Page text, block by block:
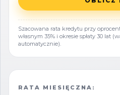
Szacowana rata kredytu przy
własnym 35% i okresie spłaty 30 lat
automatycznie).
RATA MIESIĘCZNA: